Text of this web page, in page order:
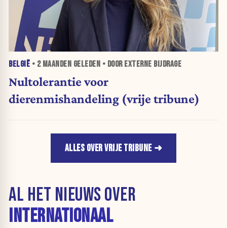
BELGIË • 2 MAANDEN GELEDEN • DOOR EXTERNE BIJDRAGE
Nultolerantie voor
dierenmishandeling (vrije tribune)
ALLES OVER VRIJE TRIBUNE
AL HET NIEUWS OVER
INTERNATIONAAL